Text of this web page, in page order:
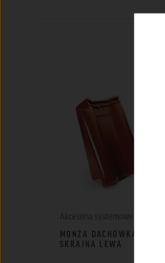
MONZA DACHÓWKA
SKRAJNA LEWA